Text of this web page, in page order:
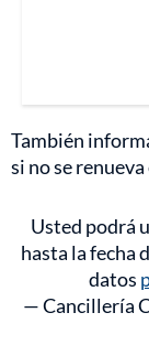
También
si no se
Usted podrá
hasta la fecha
datos
— Cancillería